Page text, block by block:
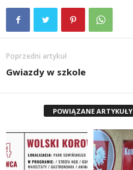
Poprzedni artykuł
Gwiazdy w szkole
POWIĄZANE ARTYKUŁY